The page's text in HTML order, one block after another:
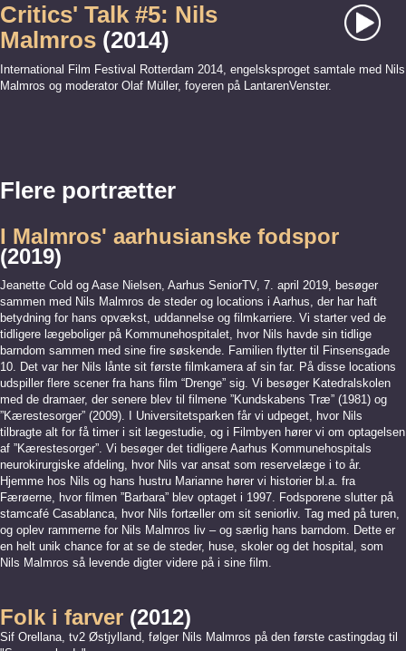
Critics' Talk #5: Nils
Malmros (2014)
International Film Festival Rotterdam 2014, engelsksproget samtale med Nils
Malmros og moderator Olaf Müller, foyeren på LantarenVenster.
Flere portrætter
I Malmros' aarhusianske fodspor
(2019)
Jeanette Cold og Aase Nielsen, Aarhus SeniorTV, 7. april 2019, besøger
sammen med Nils Malmros de steder og locations i Aarhus, der har haft
betydning for hans opvækst, uddannelse og filmkarriere. Vi starter ved de
tidligere lægeboliger på Kommunehospitalet, hvor Nils havde sin tidlige
barndom sammen med sine fire søskende. Familien flytter til Finsensgade
10. Det var her Nils lånte sit første filmkamera af sin far. På disse locations
udspiller flere scener fra hans film “Drenge” sig. Vi besøger Katedralskolen
med de dramaer, der senere blev til filmene ”Kundskabens Træ” (1981) og
”Kærestesorger” (2009). I Universitetsparken får vi udpeget, hvor Nils
tilbragte alt for få timer i sit lægestudie, og i Filmbyen hører vi om optagelsen
af ”Kærestesorger”. Vi besøger det tidligere Aarhus Kommunehospitals
neurokirurgiske afdeling, hvor Nils var ansat som reservelæge i to år.
Hjemme hos Nils og hans hustru Marianne hører vi historier bl.a. fra
Færøerne, hvor filmen ”Barbara” blev optaget i 1997. Fodsporene slutter på
stamcafé Casablanca, hvor Nils fortæller om sit seniorliv. Tag med på turen,
og oplev rammerne for Nils Malmros liv – og særlig hans barndom. Dette er
en helt unik chance for at se de steder, huse, skoler og det hospital, som
Nils Malmros så levende digter videre på i sine film.
Folk i farver (2012)
Sif Orellana, tv2 Østjylland, følger Nils Malmros på den første castingdag til